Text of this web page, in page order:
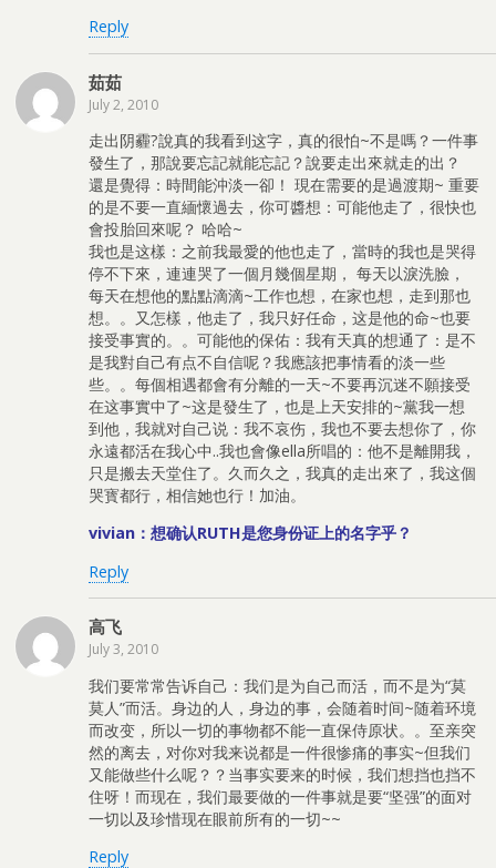
Reply
茹茹
July 2, 2010
走出阴霾?說真的我看到这字，真的很怕~不是嗎？一件事
發生了，那說要忘記就能忘記？說要走出來就走的出？
還是覺得：時間能沖淡一卻！ 現在需要的是過渡期~ 重要
的是不要一直緬懷過去，你可醬想：可能他走了，很快也
會投胎回來呢？ 哈哈~
我也是这樣：之前我最愛的他也走了，當時的我也是哭得
停不下來，連連哭了一個月幾個星期， 每天以淚洗臉，
每天在想他的點點滴滴~工作也想，在家也想，走到那也
想。。又怎樣，他走了，我只好任命，这是他的命~也要
接受事實的。。可能他的保佑：我有天真的想通了：是不
是我對自己有点不自信呢？我應該把事情看的淡一些
些。。每個相遇都會有分離的一天~不要再沉迷不願接受
在这事實中了~这是發生了，也是上天安排的~黨我一想
到他，我就对自己说：我不哀伤，我也不要去想你了，你
永遠都活在我心中..我也會像ella所唱的：他不是離開我，
只是搬去天堂住了。久而久之，我真的走出來了，我这個
哭寳都行，相信她也行！加油。
vivian：想确认RUTH是您身份证上的名字乎？
Reply
高飞
July 3, 2010
我们要常常告诉自己：我们是为自己而活，而不是为“莫
莫人”而活。身边的人，身边的事，会随着时间~随着环境
而改变，所以一切的事物都不能一直保侍原状。。至亲突
然的离去，对你对我来说都是一件很惨痛的事实~但我们
又能做些什么呢？？当事实要来的时候，我们想挡也挡不
住呀！而现在，我们最要做的一件事就是要“坚强”的面对
一切以及珍惜现在眼前所有的一切~~
Reply